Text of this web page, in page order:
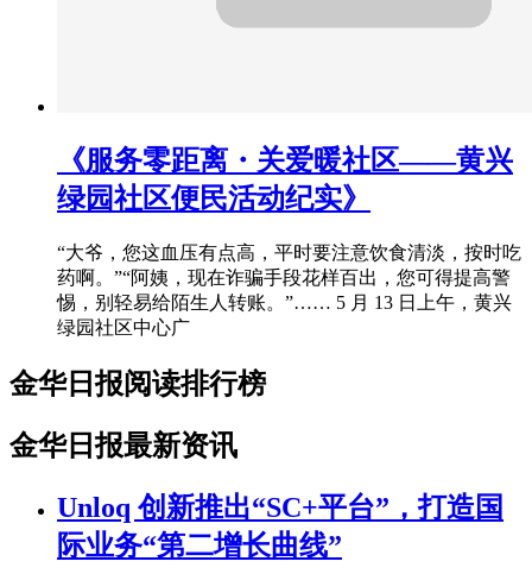
《服务零距离・关爱暖社区——黄兴
绿园社区便民活动纪实》
“大爷，您这血压有点高，平时要注意饮食清淡，按时吃
药啊。”“阿姨，现在诈骗手段花样百出，您可得提高警
惕，别轻易给陌生人转账。”…… 5 月 13 日上午，黄兴
绿园社区中心广
金华日报阅读排行榜
金华日报最新资讯
Unloq 创新推出“SC+平台”，打造国
际业务“第二增长曲线”